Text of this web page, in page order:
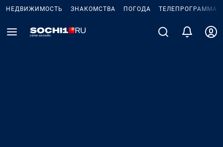
НЕДВИЖИМОСТЬ ЗНАКОМСТВА ПОГОДА ТЕЛЕПРОГРАММА